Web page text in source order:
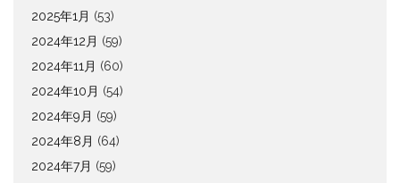
2025年1月 (53)
2024年12月 (59)
2024年11月 (60)
2024年10月 (54)
2024年9月 (59)
2024年8月 (64)
2024年7月 (59)